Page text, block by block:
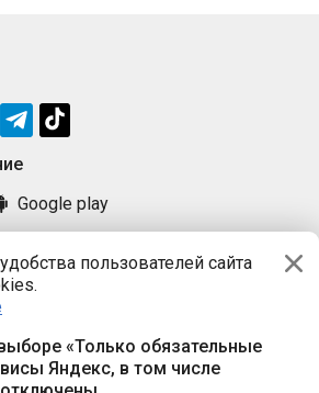
пользователей сайта
«Только обязательные
Яндекс, в том числе
Google play
ООО «ПРАЦА БАЙ»
220114, г. Минск, пр-т Независимости